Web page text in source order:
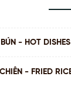
- HOT
- FRIED